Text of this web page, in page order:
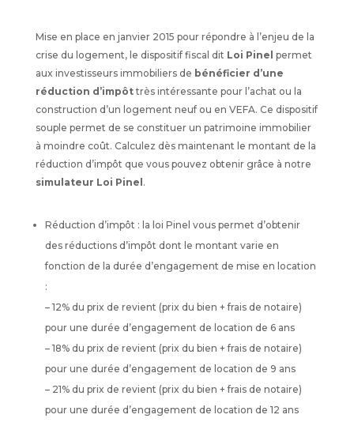
Mise en place en janvier 2015 pour répondre à l’enjeu de la
crise du logement, le dispositif fiscal dit Loi Pinel permet
aux investisseurs immobiliers de bénéficier d’une
réduction d’impôttrès intéressante pour l’achat ou la
construction d’un logement neuf ou en VEFA. Ce dispositif
souple permet de se constituer un patrimoine immobilier
à moindre coût. Calculez dès maintenant le montant de la
réduction d’impôt que vous pouvez obtenir grâce à notre
simulateur Loi Pinel .
Réduction d’impôt : la loi Pinel vous permet d’obtenir
des réductions d’impôt dont le montant varie en
fonction de la durée d’engagement de mise en location
:
– 12% du prix de revient (prix du bien + frais de notaire)
pour une durée d’engagement de location de 6 ans
– 18% du prix de revient (prix du bien + frais de notaire)
pour une durée d’engagement de location de 9 ans
– 21% du prix de revient (prix du bien + frais de notaire)
pour une durée d’engagement de location de 12 ans